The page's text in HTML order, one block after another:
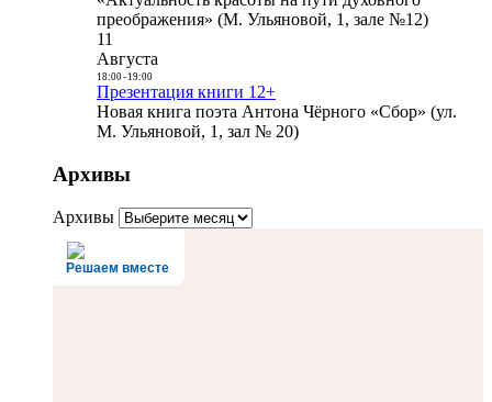
преображения» (М. Ульяновой, 1, зале №12)
11
Августа
18:00- 19:00
Презентация книги 12+
Новая книга поэта Антона Чёрного «Сбор» (ул.
М. Ульяновой, 1, зал № 20)
Архивы
Архивы
Решаем вместе